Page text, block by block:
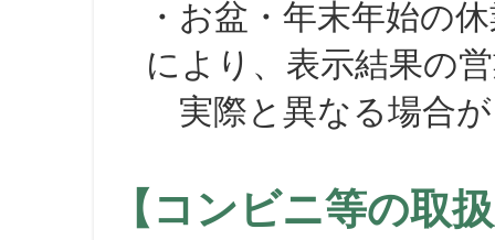
・お盆・年末年始の
により、表示結果の
実際と異なる場合が
【コンビニ等の取